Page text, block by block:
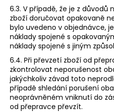
6.3. V případě, že je z
zboží doručovat opakovaně
bylo uvedeno v objednávce,
náklady spojené s
náklady spojené s jiným
6.4. Při převzetí zboží od
zkontrolovat neporušenost
jakýchkoliv závad toto
případě shledání porušení
neoprávněném vniknutí do
od přepravce převzít.